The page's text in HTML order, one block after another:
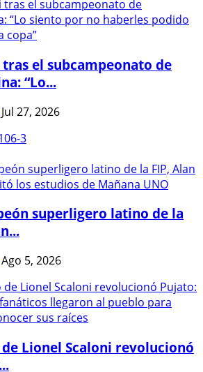
tras el subcampeonato de
“Lo...
Jul 27, 2026
3
superligero latino de la
Ago 5, 2026
de Lionel Scaloni revolucionó